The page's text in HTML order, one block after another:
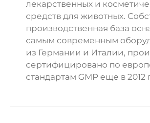
лекарственных и
средств для животных.
производственная база
самым современным
из Германии и Италии,
сертифицировано по
стандартам GMP еще в 2012